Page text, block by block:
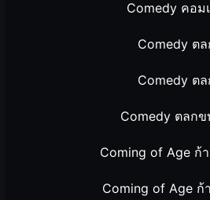
Comedy คอม
Comedy ตล
Comedy ตล
Comedy ตลก
Coming of Age ก้
Coming of Age ก้